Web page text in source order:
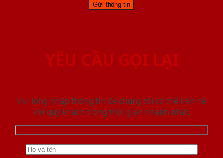
YÊU CẦU GỌI LẠI
Vui lòng nhập thông tin để chúng tôi có thể liên hệ
với quý khách trong thời gian nhanh nhất.